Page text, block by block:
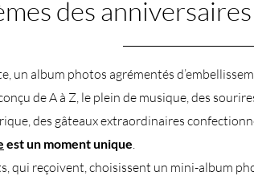
des
un album photos agrémentés
de A à Z, le plein de musique, des
des gâteaux extraordinaires
est un moment unique.
qui reçoivent, choisissent un mini-album